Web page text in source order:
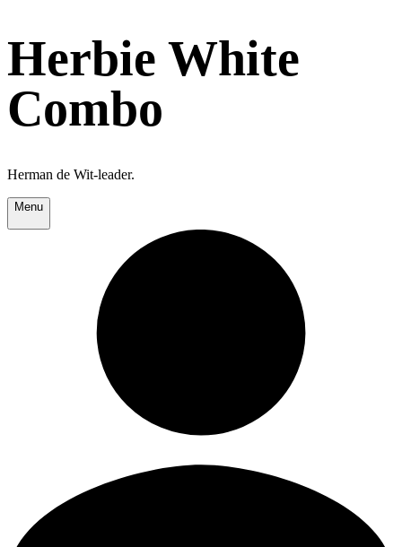
Herbie White
Combo
Herman de Wit-leader.
Menu